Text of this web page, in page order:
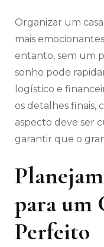
Organizar um
mais
entanto, sem um
sonho pode
logístico e
os detalhes finais,
aspecto deve ser
garantir que o
para um
Perfeito